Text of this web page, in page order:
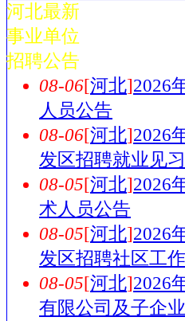
河北最新
事业单位
招聘公告
08-06[河北]2026
人员公告
08-06[河北]2026
发区招聘就业见
08-05[河北]2026
术人员公告
08-05[河北]2026
发区招聘社区工
08-05[河北]2026
有限公司及子企